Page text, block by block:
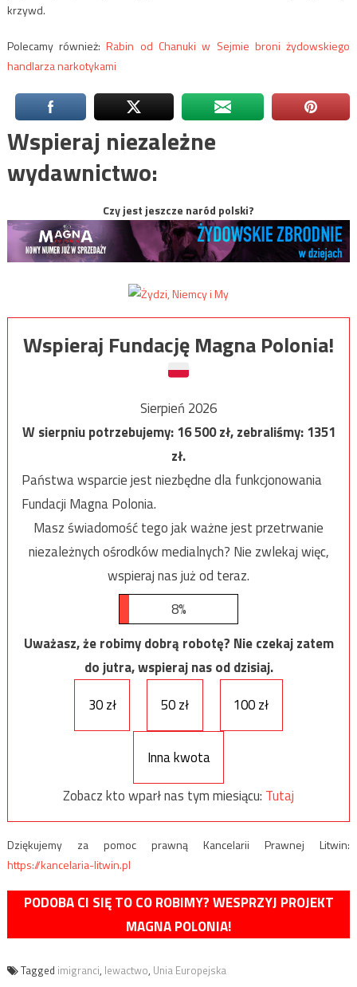
krzywd.
Polecamy również:Rabin od Chanuki w Sejmie broni żydowskiego
handlarza narkotykami
Wspieraj niezależne
wydawnictwo:
Czy jest jeszcze naród polski?
Wspieraj Fundację Magna Polonia!
Sierpień 2026
W sierpniu potrzebujemy:16 500zł, zebraliśmy:1351
zł.
Państwa wsparcie jest niezbędne dla funkcjonowania
Fundacji Magna Polonia.
Masz świadomość tego jak ważne jest przetrwanie
niezależnych ośrodków medialnych? Nie zwlekaj więc,
wspieraj nas już od teraz.
8%
Uważasz, że robimy dobrą robotę? Nie czekaj zatem
do jutra, wspieraj nas od dzisiaj.
30 zł
50 zł 100 zł
Inna kwota
Zobacz kto wparł nas tym miesiącu: Tutaj
Dziękujemy za pomoc prawną Kancelarii Prawnej Litwin:
https://kancelaria-litwin.pl
PODOBA CI SIĘ TO CO ROBIMY? WESPRZYJ PROJEKT
MAGNA POLONIA!
Tagged imigranci, lewactwo, Unia Europejska